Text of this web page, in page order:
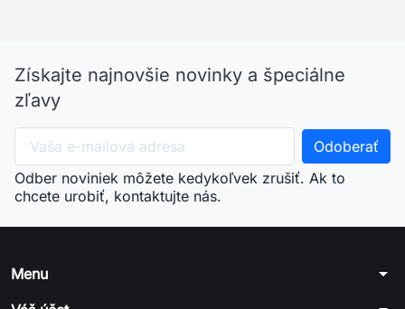
Získajte najnovšie novinky a špeciálne
zľavy
Odber noviniek môžete kedykoľvek zrušiť. Ak to
chcete urobiť, kontaktujte nás.
Menu arrow_drop_down